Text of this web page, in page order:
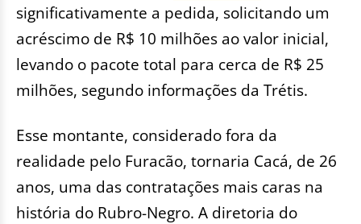
significativamente a pedida, solicitando um
acréscimo de R$ 10 milhões ao valor inicial,
levando o pacote total para cerca de R$ 25
milhões, segundo informações da Trétis.
Esse montante, considerado fora da
realidade pelo Furacão, tornaria Cacá, de 26
anos, uma das contratações mais caras na
história do Rubro-Negro. A diretoria do